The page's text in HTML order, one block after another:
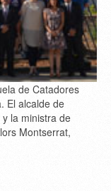
de Catadores
El alcalde de
la ministra de
Montserrat,